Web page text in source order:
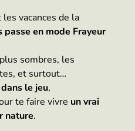
vacances de la
passe en mode Frayeur
sombres, les
et surtout…
le jeu,
te faire vivre un vrai
nature.